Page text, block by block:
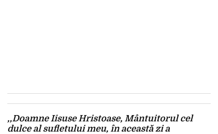
,,Doamne Iisuse Hristoase, Mântuitorul cel
dulce al sufletului meu, în această zi a